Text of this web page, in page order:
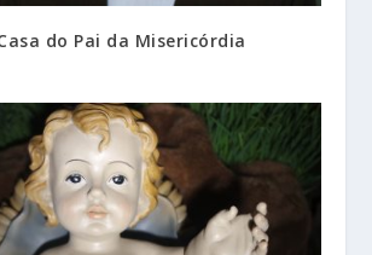
do Pai da Misericórdia